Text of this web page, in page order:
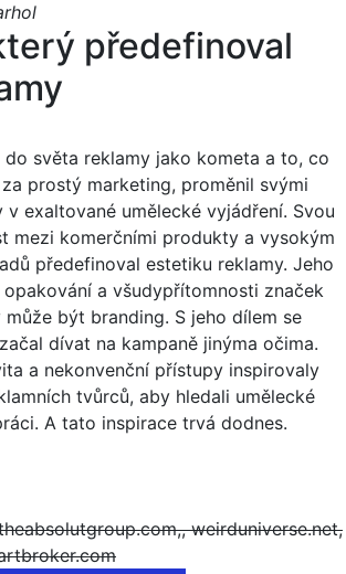
předefinoval
světa reklamy jako kometa a to, co
prostý marketing, proměnil svými
v exaltované umělecké vyjádření. Svou
mezi komerčními produkty a vysokým
předefinoval estetiku reklamy. Jeho
a všudypřítomnosti značek
být branding. S jeho dílem se
dívat na kampaně jinýma očima.
a nekonvenční přístupy inspirovaly
tvůrců, aby hledali umělecké
A tato inspirace trvá dodnes.
weirduniverse.net,